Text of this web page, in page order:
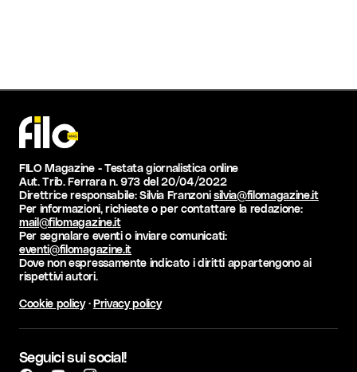
FILO Magazine - Testata giornalistica online
Aut. Trib. Ferrara n. 973 del 20/04/2022
Direttrice responsabile: Silvia Franzonisilvia@filomagazine.it
Per informazioni, richieste o per contattare la redazione:
mail@filomagazine.it
Per segnalare eventi o inviare comunicati:
eventi@filomagazine.it
Dove non espressamente indicato i diritti appartengono ai
rispettivi autori.
Cookie policy·Privacy policy
Seguici sui social!